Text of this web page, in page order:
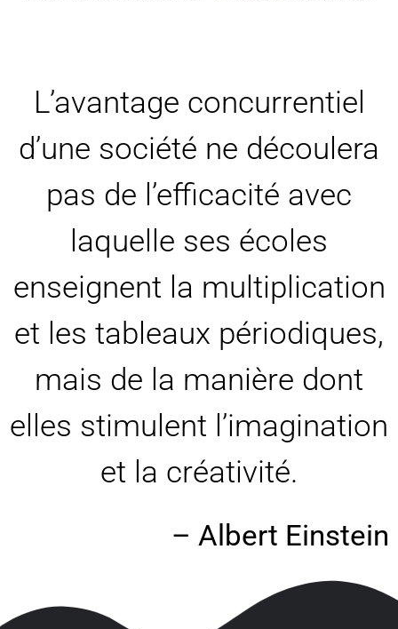
L’avantage concurrentiel
d’une société ne découlera
pas de l’efficacité avec
laquelle ses écoles
enseignent la multiplication
et les tableaux périodiques,
mais de la manière dont
elles stimulent l’imagination
et la créativité.
– Albert Einstein